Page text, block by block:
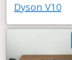
Dyson V10